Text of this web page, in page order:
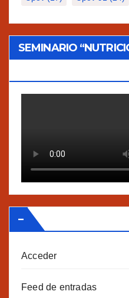
SEMINARIO
–
Acceder
Feed de entradas